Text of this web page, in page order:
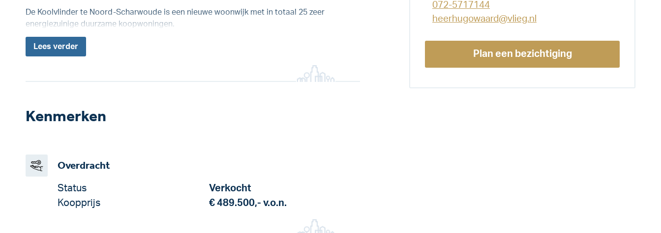
De Koolvlinder te Noord-Scharwoude is een nieuwe woonwijk met in totaal 25 zeer
energiezuinige duurzame koopwoningen.
Lees verder
Kenmerken
Overdracht
Status
Verkocht
Koopprijs
€ 489.500,- v.o.n.
072-5717144
heerhugowaard@vlieg.nl
Plan een bezichtiging